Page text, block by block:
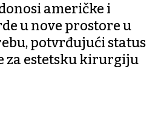
američke i
u nove prostore u
potvrđujući status
za estetsku kirurgiju